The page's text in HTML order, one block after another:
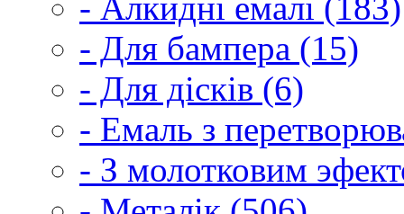
- Для бампера (15)
- Для дісків (6)
- Емаль з
- З молотковим